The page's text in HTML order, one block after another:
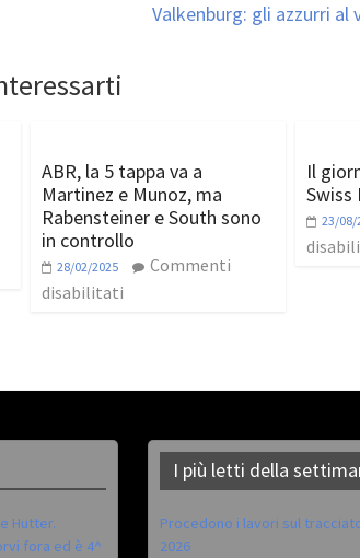
Valkenburg: gli azzurri al
ABR, la 5 tappa va a
Martinez e Munoz, ma
Rabensteiner e South sono
in controllo
28/02/2025
Commenti
disabilitati
Il
Swiss
23/08/
Hutter.
fora ed è 4^
I più letti della
Procedono i lavori sul
2026